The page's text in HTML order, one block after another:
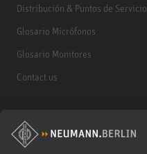
Distribución & Puntos de Servicio
Glosario Micrófonos
Glosario Monitores
Contact us
Micrófonos